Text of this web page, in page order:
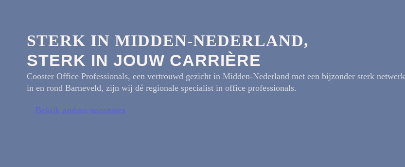
STERK IN MIDDEN-NEDERLAND,
STERK IN JOUW CARRIÈRE
Cooster Office Professionals, een vertrouwd gezicht in Midden-Nederland met een bijzonder sterk netwerk
in en rond Barneveld, zijn wij dé regionale specialist in office professionals.
Bekijk andere vacatures